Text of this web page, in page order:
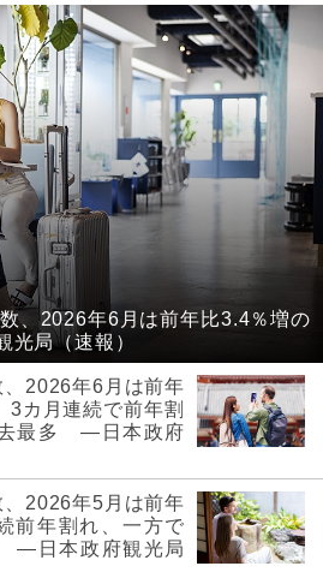
、2026年6月は前年比3.4％増の
局（速報）
、2026年6月は前年
3カ月連続で前年割
去最多 ―日本政府
、2026年5月は前年
前年割れ、一方で
―日本政府観光局